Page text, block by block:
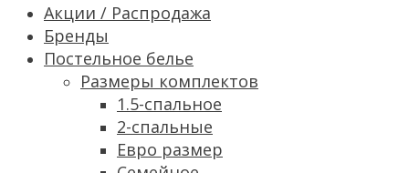
Акции / Распродажа
Бренды
Постельное белье
Размеры комплектов
1.5-спальное
2-спальные
Евро размер